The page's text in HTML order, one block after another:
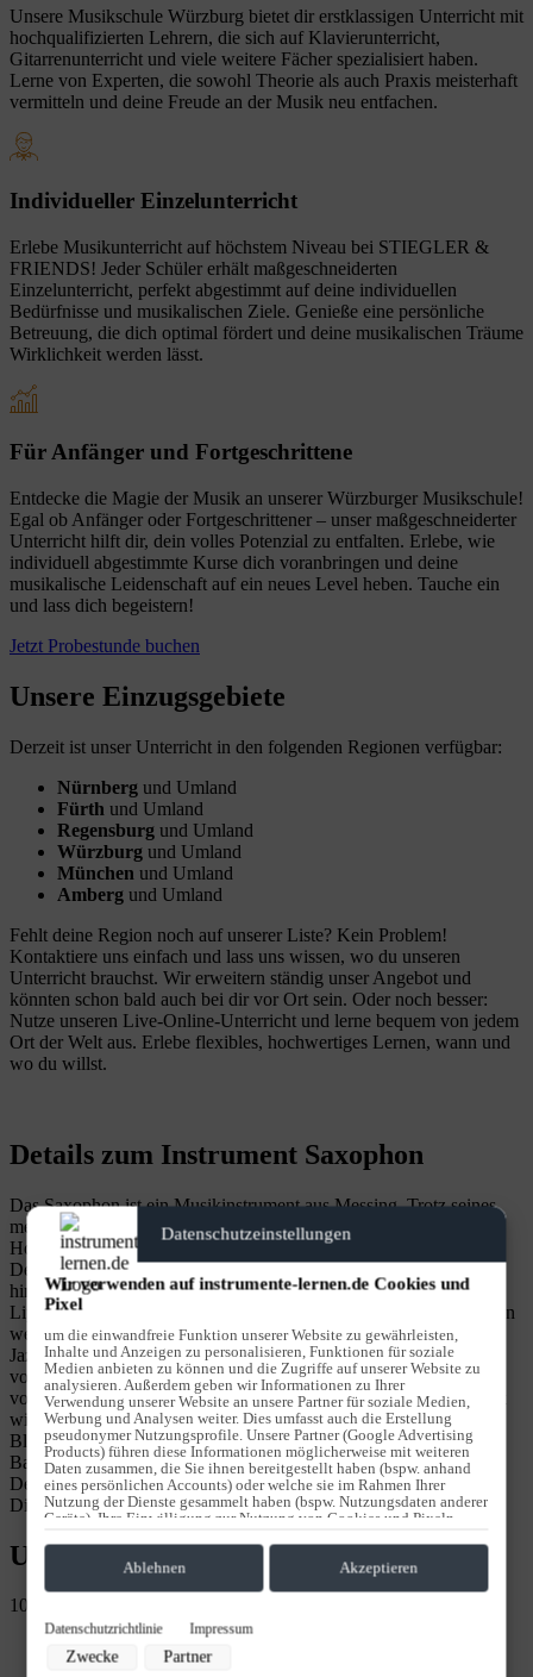
Unsere Musikschule Würzburg bietet dir erstklassigen Unterricht mit
hochqualifizierten Lehrern, die sich auf Klavierunterricht,
Gitarrenunterricht und viele weitere Fächer spezialisiert haben.
Lerne von Experten, die sowohl Theorie als auch Praxis meisterhaft
vermitteln und deine Freude an der Musik neu entfachen.
Individueller Einzelunterricht
Erlebe Musikunterricht auf höchstem Niveau bei STIEGLER &
FRIENDS! Jeder Schüler erhält maßgeschneiderten
Einzelunterricht, perfekt abgestimmt auf deine individuellen
Bedürfnisse und musikalischen Ziele. Genieße eine persönliche
Betreuung, die dich optimal fördert und deine musikalischen Träume
Wirklichkeit werden lässt.
Für Anfänger und Fortgeschrittene
Entdecke die Magie der Musik an unserer Würzburger Musikschule!
Egal ob Anfänger oder Fortgeschrittener – unser maßgeschneiderter
Unterricht hilft dir, dein volles Potenzial zu entfalten. Erlebe, wie
individuell abgestimmte Kurse dich voranbringen und deine
musikalische Leidenschaft auf ein neues Level heben. Tauche ein
und lass dich begeistern!
Jetzt Probestunde buchen
Unsere Einzugsgebiete
Derzeit ist unser Unterricht in den folgenden Regionen verfügbar:
Nürnberg und Umland
Fürth und Umland
Regensburg und Umland
Würzburg und Umland
München und Umland
Amberg und Umland
Fehlt deine Region noch auf unserer Liste? Kein Problem!
Kontaktiere uns einfach und lass uns wissen, wo du unseren
Unterricht brauchst. Wir erweitern ständig unser Angebot und
könnten schon bald auch bei dir vor Ort sein. Oder noch besser:
Nutze unseren Live-Online-Unterricht und lerne bequem von jedem
Ort der Welt aus. Erlebe flexibles, hochwertiges Lernen, wann und
wo du willst.
Details zum Instrument Saxophon
Das Saxophon ist ein Musikinstrument aus Messing. Trotz seines
metallischen Körpers gehört es der Instrumentengruppe der
Holzbläser an, da der Ton mithilfe eines Rohrblatts erzeugt wird.
Der Klang entsteht durch einen Stoß mit der Zunge, die die
hindurchströmende Luft in Schwingung versetzt. Durch die
Lippenspannung kann der Saxophonist in der Klangfarbe zwischen
weichen, elegischen Klängen und lachenden oder kichernden
Jazztönen wählen. Allgemein ist der Klang vibratoreich und
volltönend. Tiefe Teiltöne treten dabei sehr stark hervor, begleitet
von warmen Melodien. Im Unterricht an unserer Schule für Musik
wirst Du zielgerichtet auf Deinen Einsatz im Rock-, Pop-, Funk-,
Blues- oder Jazzensemble vorbereitet. Hier bereicherst Du die
Bands im Bläsersatz oder durch Dein Solospiel.Vereinbare jetzt
Deinen Termin zur kostenfreien Probestunde. Wir freuen uns auf
Dich!
Unsere Unterrichtsfächer
10
Datenschutzeinstellungen
Wir verwenden auf instrumente-lernen.de Cookies und
Pixel
um die einwandfreie Funktion unserer Website zu gewährleisten,
Inhalte und Anzeigen zu personalisieren, Funktionen für soziale
Medien anbieten zu können und die Zugriffe auf unserer Website zu
analysieren. Außerdem geben wir Informationen zu Ihrer
Verwendung unserer Website an unsere Partner für soziale Medien,
Werbung und Analysen weiter. Dies umfasst auch die Erstellung
pseudonymer Nutzungsprofile. Unsere Partner (Google Advertising
Products) führen diese Informationen möglicherweise mit weiteren
Daten zusammen, die Sie ihnen bereitgestellt haben (bspw. anhand
eines persönlichen Accounts) oder welche sie im Rahmen Ihrer
Nutzung der Dienste gesammelt haben (bspw. Nutzungsdaten anderer
Geräte). Ihre Einwilligung zur Nutzung von Cookies und Pixeln
Button links unten klicken und dort die entsprechenden
Anpassungen vornehmen.
Verwendung reduzierter Daten zur Auswahl von Werbeanzeigen
Datenschutzrichtlinie Impressum
Zwecke Partner
Ablehnen Akzeptieren